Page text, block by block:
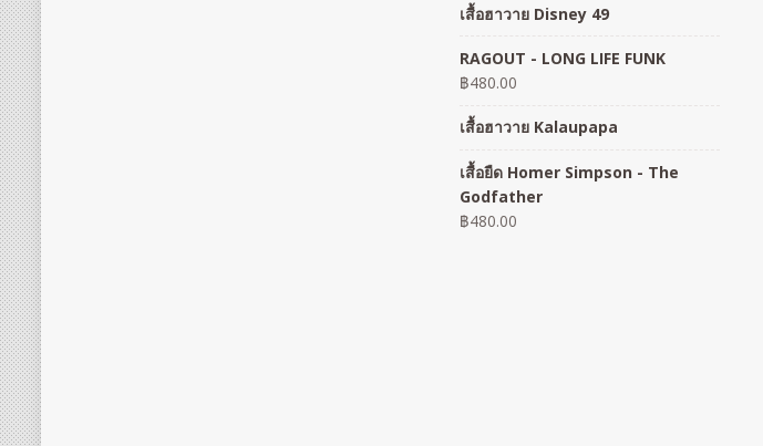
เสื้อฮาวาย Disney 49
RAGOUT - LONG LIFE FUNK
฿480.00
เสื้อฮาวาย Kalaupapa
เสื้อยืด Homer Simpson - The
Godfather
฿480.00